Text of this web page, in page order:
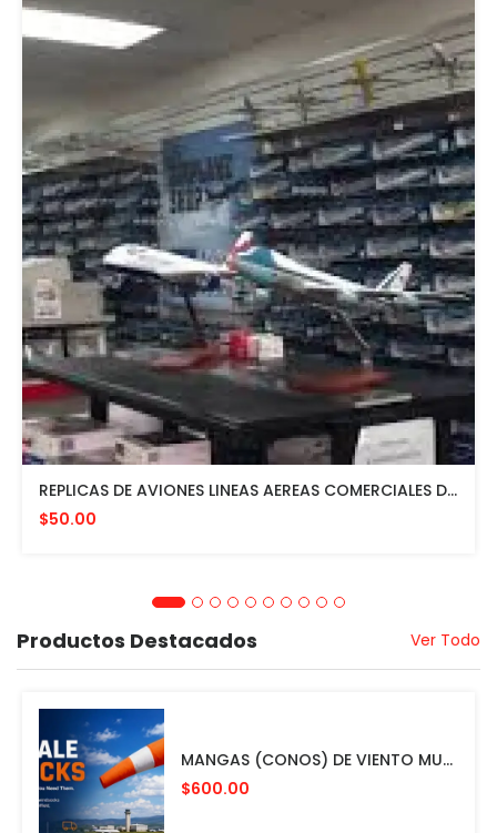
REPLICAS DE AVIONES LINEAS AEREAS COMERCIALES DESDE $50 EN ADELANTE
$50.00
Productos Destacados Ver Todo
MANGAS (CONOS) DE VIENTO MULTICOLOR PARA AVIACION CON HERRAJE DE MONTAJE A POSTE FAA L807. MADE IN USA. 24" DIAMETRO
$600.00